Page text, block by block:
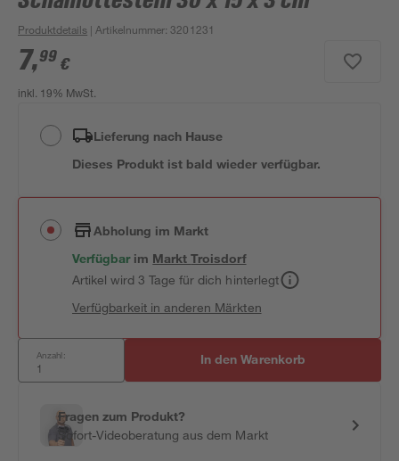
Produktdetails | Artikelnummer:3201231
7,99 €
inkl. 19% MwSt.
Lieferung nach Hause
Dieses Produkt ist bald wieder verfügbar.
Abholung im Markt
Verfügbar im MarktTroisdorf
Artikel wird 3 Tage für dich hinterlegt
Verfügbarkeit in anderen Märkten
Anzahl: In den Warenkorb
Fragen zum Produkt?
Sofort-Videoberatung aus dem Markt